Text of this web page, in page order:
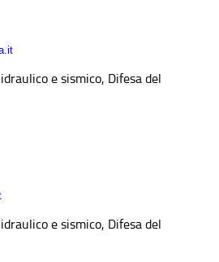
e sismico, Difesa del
e sismico, Difesa del